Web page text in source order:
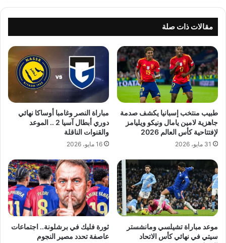
مقالات ذات صلة
طبيب منتخب إسبانيا يكشف صدمة
جاهزية لامين يامال ونيكو ويليامز
لإفتتاحية كأس العالم 2026
31 مايو، 2026
مباراة النصر وغامبا أوساكا نهائي
دوري أبطال آسيا 2 .. الموعد
والقنوات الناقلة
16 مايو، 2026
موعد مباراة تشيلسي ومانشستر
سيتي في نهائي كأس الاتحاد
ثورة فليك في برشلونة.. اجتماعات
عاصفة تحدد مصير النجوم